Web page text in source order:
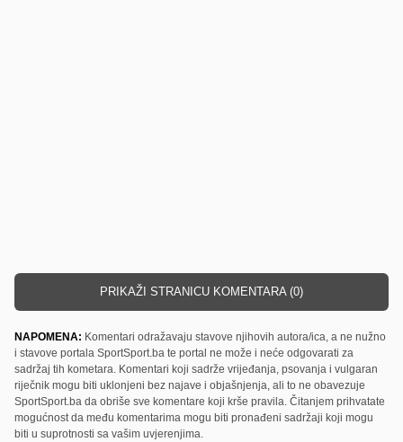
PRIKAŽI STRANICU KOMENTARA (0)
NAPOMENA: Komentari odražavaju stavove njihovih autora/ica, a ne nužno
i stavove portala SportSport.ba te portal ne može i neće odgovarati za
sadržaj tih kometara. Komentari koji sadrže vrijeđanja, psovanja i vulgaran
riječnik mogu biti uklonjeni bez najave i objašnjenja, ali to ne obavezuje
SportSport.ba da obriše sve komentare koji krše pravila. Čitanjem prihvatate
mogućnost da među komentarima mogu biti pronađeni sadržaji koji mogu
biti u suprotnosti sa vašim uvjerenjima.